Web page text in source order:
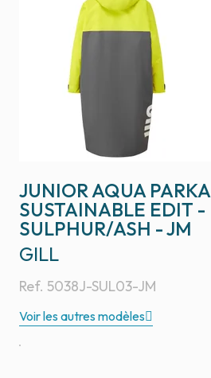
JUNIOR AQUA PARKA
SUSTAINABLE EDIT -
SULPHUR/ASH - JM
Ref. 5038J-SUL03-JM
GILL
Voir les autres modèles